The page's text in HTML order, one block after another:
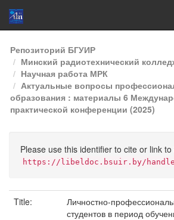
Skip
navigation
Репозиторий БГУИР
Минский радиотехнический
Научная работа МРК
Актуальные вопросы
образования : материалы 6
практической конференции (2025)
Please use this identifier to cite or link to
https://libeldoc.bsuir.by/handle/
Title:
Личностно-
студентов в период